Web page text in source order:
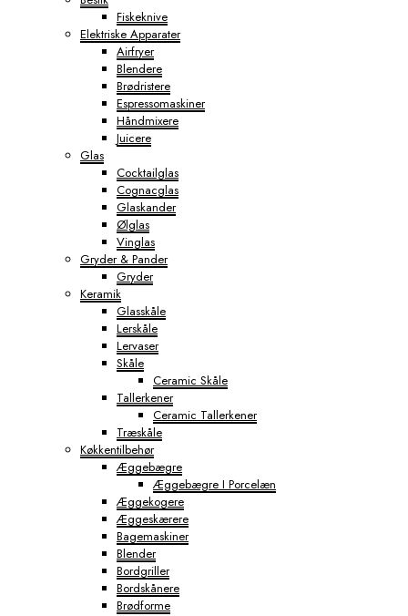
Fiskeknive
Elektriske Apparater
Airfryer
Blendere
Brødristere
Espressomaskiner
Håndmixere
Juicere
Glas
Cocktailglas
Cognacglas
Glaskander
Ølglas
Vinglas
Gryder & Pander
Gryder
Keramik
Glasskåle
Lerskåle
Lervaser
Skåle
Ceramic Skåle
Tallerkener
Ceramic Tallerkener
Træskåle
Køkkentilbehør
Æggebægre
Æggebægre I Porcelæn
Æggekogere
Æggeskærere
Bagemaskiner
Blender
Bordgriller
Bordskånere
Brødforme